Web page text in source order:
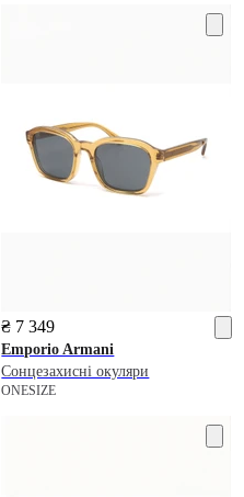
₴ 7 349
Emporio Armani
Сонцезахисні окуляри
ONESIZE